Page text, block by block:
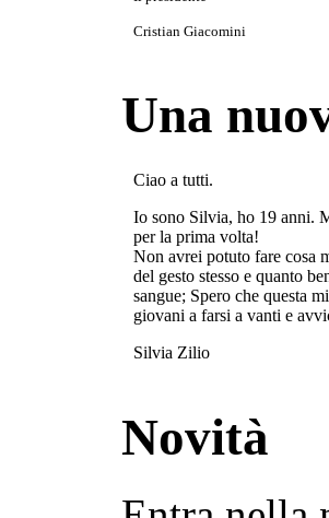
Cristian Giacomini
Una
Ciao a tutti.
Io sono Silvia, ho 19 anni.
per la prima volta!
Non avrei potuto fare cosa
del gesto stesso e quanto
sangue; Spero che questa
giovani a farsi a vanti e
Silvia Zilio
Novità